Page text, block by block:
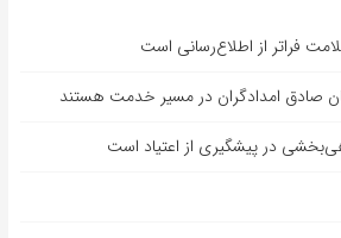
فراتر از اطلاع‌رسانی است
صادق امدادگران در مسیر خدمت هستند
در پیشگیری از اعتیاد است